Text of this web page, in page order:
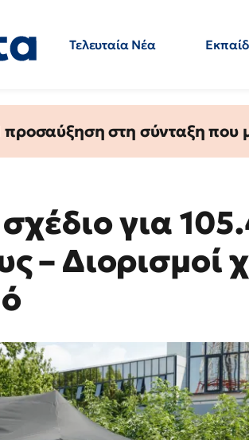
Τελευταία Νέα
στη σύνταξη που
για
– Διορισμοί